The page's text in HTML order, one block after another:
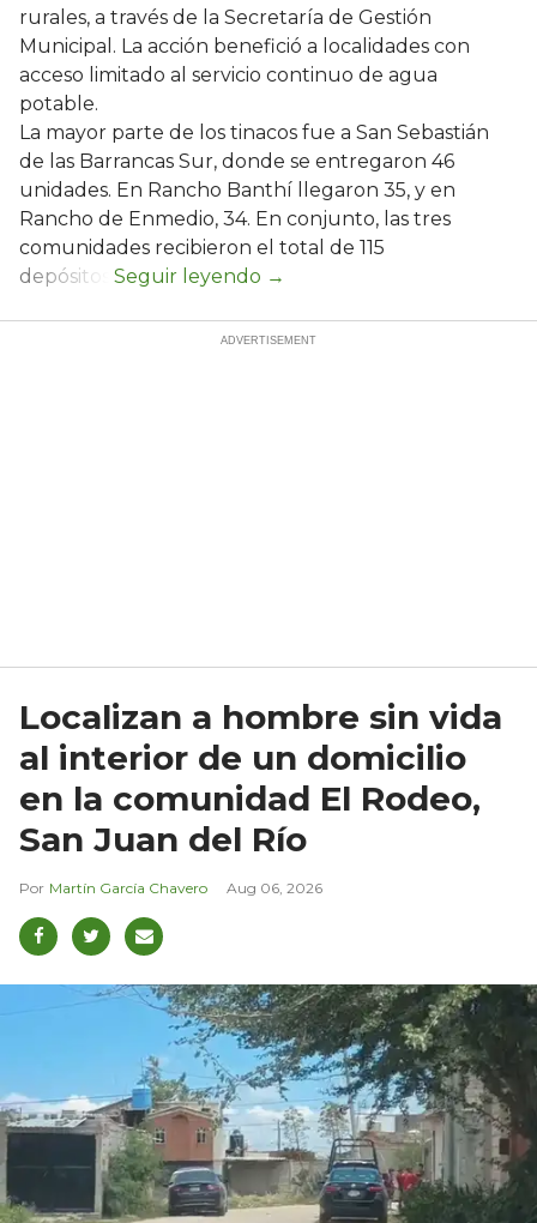
rurales, a través de la Secretaría de Gestión
Municipal. La acción benefició a localidades con
acceso limitado al servicio continuo de agua
potable.
La mayor parte de los tinacos fue a San Sebastián
de las Barrancas Sur, donde se entregaron 46
unidades. En Rancho Banthí llegaron 35, y en
Rancho de Enmedio, 34. En conjunto, las tres
comunidades recibieron el total de 115
depósitos.
Localizan a hombre sin vida
al interior de un domicilio
en la comunidad El Rodeo,
San Juan del Río
Martín García Chavero Aug 06, 2026